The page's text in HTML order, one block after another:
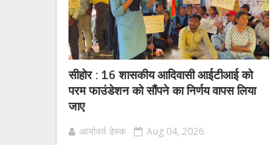
सीहोर : 16 शासकीय आदिवासी आईटीआई को
परम फाउंडेशन को सौंपने का निर्णय वापस लिया
जाए
आर्यावर्त डेस्क Aug 04, 2026